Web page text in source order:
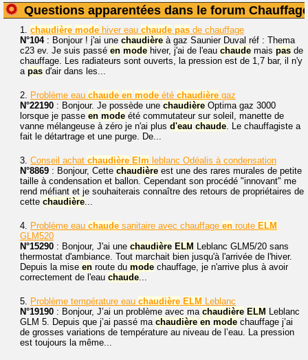
Questions apparentées dans le forum
1. chaudière mode hiver eau chaude pas de chauffage
N°104: Bonjour ! j'ai une chaudière à gaz Saunier Duval réf : Thema
c23 ev. Je suis passé en mode hiver, j'ai de l'eau chaude mais pas de
chauffage. Les radiateurs sont ouverts, la pression est de 1,7 bar, il n'y
a pas d'air dans les...
2. Problème eau chaude en mode été chaudière gaz
N°22190 : Bonjour. Je possède une chaudière Optima gaz 3000
lorsque je passe en mode été commutateur sur soleil, manette de
vanne mélangeuse à zéro je n'ai plus d'eau chaude . Le chauffagiste a
fait le détartrage et une purge. De...
3. Conseil achat chaudière Elm leblanc Odéalis à condensation
N°8869 : Bonjour, Cette chaudière est une des rares murales de petite
taille à condensation et ballon. Cependant son procédé "innovant" me
rend méfiant et je souhaiterais connaître des retours de propriétaires de
cette chaudière
4. Problème eau chaude sanitaire avec chauffage en route ELM
GLM520
N°15290 : Bonjour, J'ai une chaudière ELM
Leblanc GLM5/20 sans
thermostat d'ambiance. Tout marchait bien jusqu'à l'arrivée de l'hiver.
Depuis la mise en route du mode chauffage, je n'arrive plus à avoir
correctement de l'eau chaude
5. Problème température eau chaudière ELM
Leblanc
N°19190 : Bonjour, J’ai un problème avec ma chaudière ELM
Leblanc
GLM 5. Depuis que j’ai passé ma chaudière en mode chauffage j’ai
de grosses variations de température au niveau de l’eau. La pression
est toujours la même...